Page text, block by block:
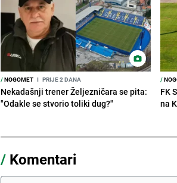
/NOGOMET I PRIJE 2 DANA
Nekadašnji trener Željezničara se pita:
"Odakle se stvorio toliki dug?"
/
FK
na
/ Komentari